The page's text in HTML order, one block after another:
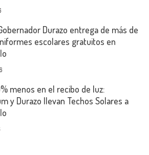
Durazo entrega de más de
escolares gratuitos en
menos en el recibo de luz:
y Durazo llevan Techos Solares a